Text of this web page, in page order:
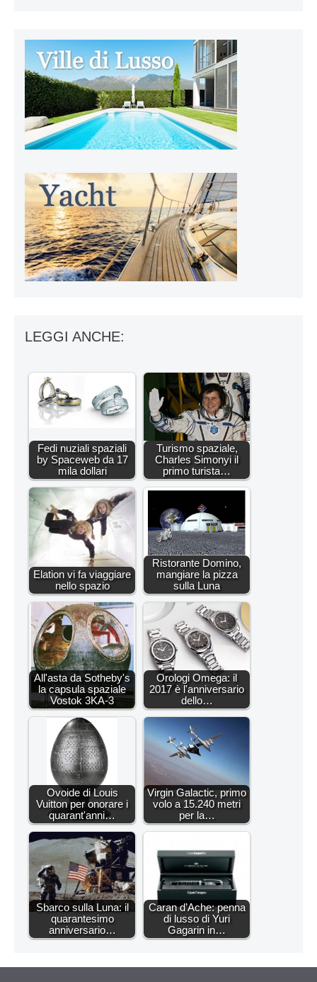
LEGGI ANCHE:
Fedi nuziali spaziali
by Spaceweb da 17
mila dollari
Turismo spaziale,
Charles Simonyi il
primo turista…
Elation vi fa viaggiare
nello spazio
Ristorante Domino,
mangiare la pizza
sulla Luna
All'asta da Sotheby's
la capsula spaziale
Vostok 3KA-3
Orologi Omega: il
2017 è l'anniversario
dello…
Ovoide di Louis
Vuitton per onorare i
quarant'anni…
Virgin Galactic, primo
volo a 15.240 metri
per la…
Sbarco sulla Luna: il
quarantesimo
anniversario…
Caran d’Ache: penna
di lusso di Yuri
Gagarin in…